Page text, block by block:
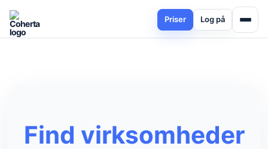
Priser Log på
Find virksomheder